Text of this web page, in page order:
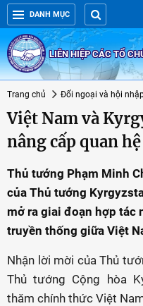
DANH MỤC
LIÊN HIỆP CÁC TỔ
Trang chủ Đối ngoại và hội
Việt Nam và
nâng cấp quan
Thủ tướng Phạm Minh
của Thủ tướng
mở ra giai đoạn hợp tác
truyền thống giữa Việt
Nhận lời mời của Thủ
Thủ tướng Cộng hòa
thăm chính thức Việt